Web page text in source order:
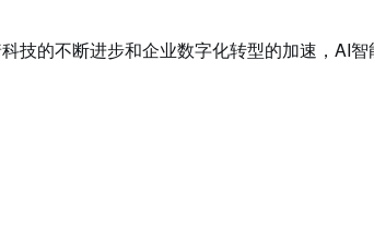
技的不断进步和企业数字化转型的加速，AI